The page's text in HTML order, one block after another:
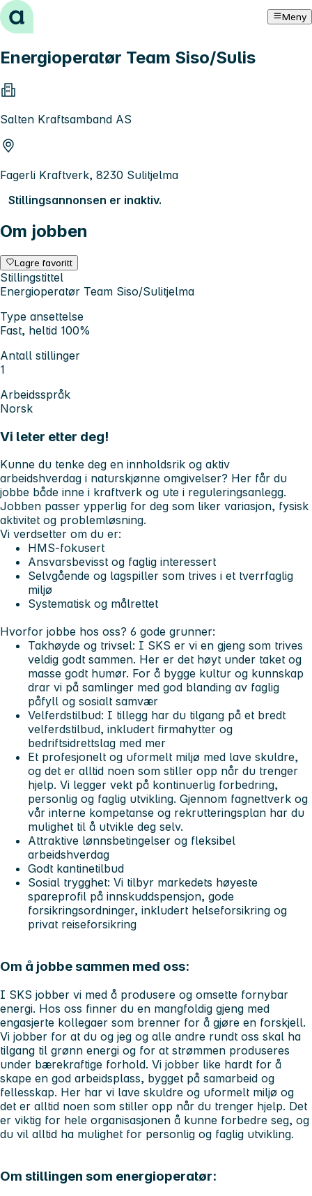
Hopp til innhold Meny
Energioperatør Team Siso/Sulis
Salten Kraftsamband AS
Fagerli Kraftverk, 8230 Sulitjelma
Stillingsannonsen er inaktiv.
Om jobben
Lagre favoritt
Stillingstittel
Energioperatør Team Siso/Sulitjelma
Type ansettelse
Fast, heltid 100%
Antall stillinger
1
Arbeidsspråk
Norsk
Vi leter etter deg!
Kunne du tenke deg en innholdsrik og aktiv
arbeidshverdag i naturskjønne omgivelser? Her får du
jobbe både inne i kraftverk og ute i reguleringsanlegg.
Jobben passer ypperlig for deg som liker variasjon, fysisk
aktivitet og problemløsning.
Vi verdsetter om du er:
HMS-fokusert
Ansvarsbevisst og faglig interessert
Selvgående og lagspiller som trives i et tverrfaglig
miljø
Systematisk og målrettet
Hvorfor jobbe hos oss? 6 gode grunner:
Takhøyde og trivsel: I SKS er vi en gjeng som trives
veldig godt sammen. Her er det høyt under taket og
masse godt humør. For å bygge kultur og kunnskap
drar vi på samlinger med god blanding av faglig
påfyll og sosialt samvær
Velferdstilbud: I tillegg har du tilgang på et bredt
velferdstilbud, inkludert firmahytter og
bedriftsidrettslag med mer
Et profesjonelt og uformelt miljø med lave skuldre,
og det er alltid noen som stiller opp når du trenger
hjelp. Vi legger vekt på kontinuerlig forbedring,
personlig og faglig utvikling. Gjennom fagnettverk og
vår interne kompetanse og rekrutteringsplan har du
mulighet til å utvikle deg selv.
Attraktive lønnsbetingelser og fleksibel
arbeidshverdag
Godt kantinetilbud
Sosial trygghet: Vi tilbyr markedets høyeste
spareprofil på innskuddspensjon, gode
forsikringsordninger, inkludert helseforsikring og
privat reiseforsikring
Om å jobbe sammen med oss:
I SKS jobber vi med å produsere og omsette fornybar
energi. Hos oss finner du en mangfoldig gjeng med
engasjerte kollegaer som brenner for å gjøre en forskjell.
Vi jobber for at du og jeg og alle andre rundt oss skal ha
tilgang til grønn energi og for at strømmen produseres
under bærekraftige forhold. Vi jobber like hardt for å
skape en god arbeidsplass, bygget på samarbeid og
fellesskap. Her har vi lave skuldre og uformelt miljø og
det er alltid noen som stiller opp når du trenger hjelp. Det
er viktig for hele organisasjonen å kunne forbedre seg, og
du vil alltid ha mulighet for personlig og faglig utvikling.
Om stillingen som energioperatør: